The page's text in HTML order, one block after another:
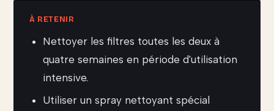
Nettoyer les filtres toutes les deux à
quatre semaines en période d'utilisation
intensive.
Utiliser un spray nettoyant spécial